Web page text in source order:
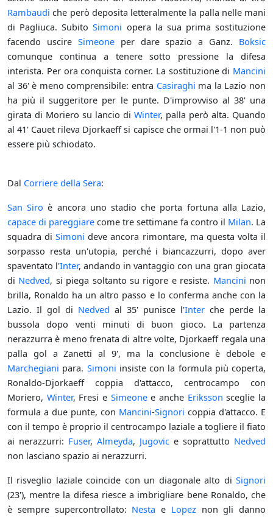
Rambaudi che però deposita letteralmente la palla nelle mani
di Pagliuca. SubitoSimoni opera la sua prima sostituzione
facendo uscire Simeoneper dare spazio a Ganz. Boksic
comunque continua a tenere sotto pressione la difesa
interista. Per ora conquista corner. La sostituzione di Mancini
al 36' è meno comprensibile: entra Casiraghi ma la Lazio non
ha più il suggeritore per le punte. D'improvviso al 38' una
girata di Moriero su lancio di Winter, palla però alta. Quando
al 41' Cauet rileva Djorkaeff si capisce che ormai l'1-1 non può
essere più schiodato.
Dal Corriere della Sera:
San Siro è ancora uno stadio che porta fortuna alla Lazio,
capace di pareggiare come tre settimane fa contro il Milan. La
squadra diSimoni deve ancora rimontare, ma questa volta il
sorpasso resta un'utopia, perché i biancazzurri, dopo aver
spaventato l'Inter, andando in vantaggio con una gran giocata
di Nedved, si piega soltanto su rigore e resiste. Mancini non
brilla, Ronaldo ha un altro passo e lo conferma anche con la
Lazio. Il gol di Nedved al 35' punisce l'Inter che perde la
bussola dopo venti minuti di buon gioco. La partenza
nerazzurra è meno frenata di altre volte, Djorkaeff regala una
palla gol a Zanetti al 9', ma la conclusione è debole e
Marchegiani para. Simoni insiste con la formula più coperta,
Ronaldo-Djorkaeff coppia d'attacco, centrocampo con
Moriero, Winter, Fresi e Simeonee anche Eriksson sceglie la
formula a due punte, con Mancini-Signori coppia d'attacco. E
con il tempo è proprio il centrocampo laziale a togliere il fiato
ai nerazzurri: Fuser, Almeyda, Jugovic e soprattutto Nedved
non lasciano spazio ai nerazzurri.
Il risveglio laziale coincide con un diagonale alto di Signori
(23'), mentre la difesa riesce a imbrigliare bene Ronaldo, che
è sempre supercontrollato: Nesta e Lopeznon gli danno